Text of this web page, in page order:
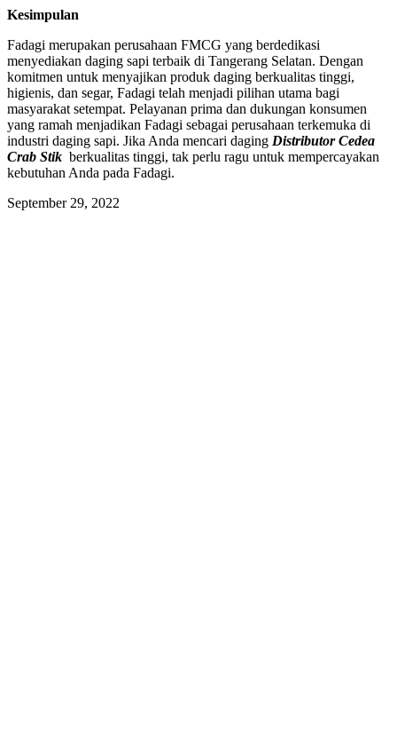
Kesimpulan
Fadagi merupakan perusahaan FMCG yang berdedikasi
menyediakan daging sapi terbaik di Tangerang Selatan. Dengan
komitmen untuk menyajikan produk daging berkualitas tinggi,
higienis, dan segar, Fadagi telah menjadi pilihan utama bagi
masyarakat setempat. Pelayanan prima dan dukungan konsumen
yang ramah menjadikan Fadagi sebagai perusahaan terkemuka di
industri daging sapi. Jika Anda mencari daging Distributor Cedea
Crab Stik berkualitas tinggi, tak perlu ragu untuk mempercayakan
kebutuhan Anda pada Fadagi.
September 29, 2022